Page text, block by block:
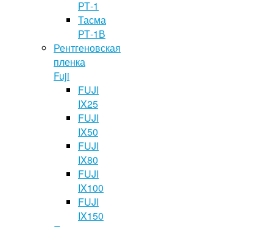
РТ-1
Тасма
РТ-1В
Рентгеновская
пленка
Fuji
FUJI
IX25
FUJI
IX50
FUJI
IX80
FUJI
IX100
FUJI
IX150